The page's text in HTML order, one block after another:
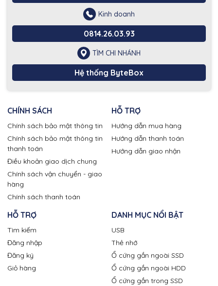
Kinh doanh
0814.26.03.93
TÌM CHI NHÁNH
Hệ thống ByteBox
CHÍNH SÁCH
Chính sách bảo mật thông tin
Chính sách bảo mật thông tin
thanh toán
Điều khoản giao dịch chung
Chính sách vận chuyển - giao
hàng
Chính sách thanh toán
HỖ TRỢ
Hướng dẫn mua hàng
Hướng dẫn thanh toán
Hướng dẫn giao nhận
HỖ TRỢ
Tìm kiếm
Đăng nhập
Đăng ký
Giỏ hàng
DANH MỤC NỔI BẬT
USB
Thẻ nhớ
Ổ cứng gắn ngoài SSD
Ổ cứng gắn ngoài HDD
Ổ cứng gắn trong SSD